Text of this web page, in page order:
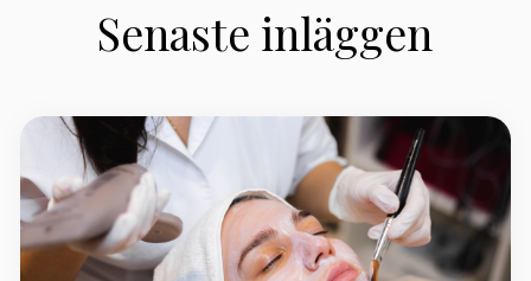
Senaste inläggen